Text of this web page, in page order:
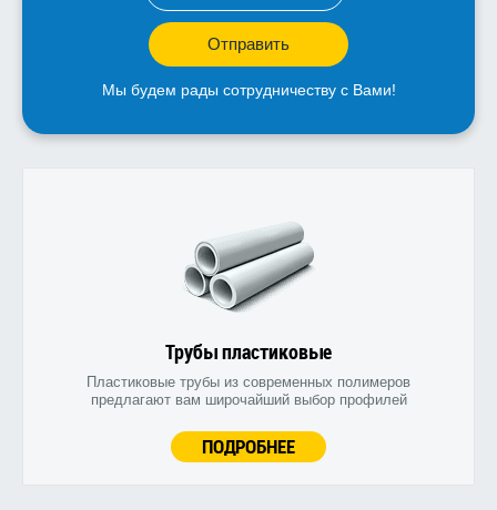
Отправить
Мы будем рады сотрудничеству с Вами!
Трубы пластиковые
Пластиковые трубы из современных полимеров
предлагают вам широчайший выбор профилей
ПОДРОБНЕЕ